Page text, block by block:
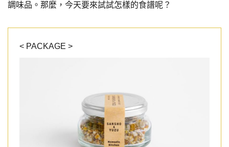
< PACKAGE >
調味品。那麼，今天要來試試怎樣的食譜呢？